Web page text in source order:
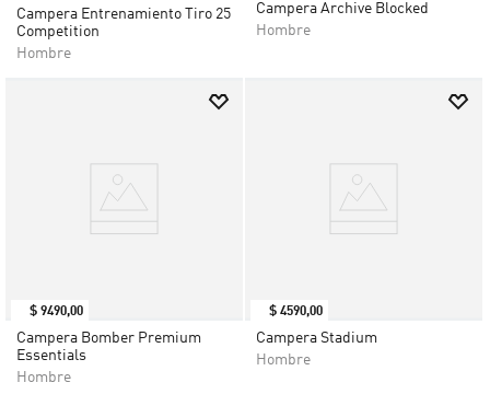
Campera Entrenamiento Tiro 25
Competition
Hombre
Campera Archive Blocked
Hombre
$ 9490,00
Campera Bomber Premium
Essentials
Hombre
$ 4590,00
Campera Stadium
Hombre